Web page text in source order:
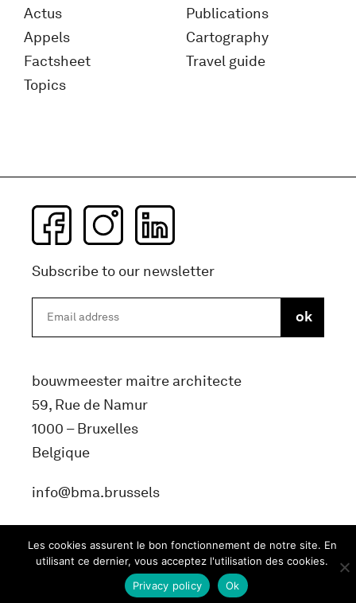
Actus
Appels
Factsheet
Topics
Publications
Cartography
Travel guide
Subscribe to our newsletter
bouwmeester maitre architecte
59, Rue de Namur
1000 – Bruxelles
Belgique
info@bma.brussels
Les cookies assurent le bon fonctionnement de notre site. En
utilisant ce dernier, vous acceptez l'utilisation des cookies.
Ok
Privacy policy